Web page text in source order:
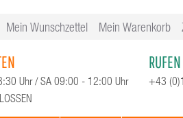
Mein Wunschzettel Mein Warenkorb
Uhr / SA 09:00 - 12:00 Uhr
+43